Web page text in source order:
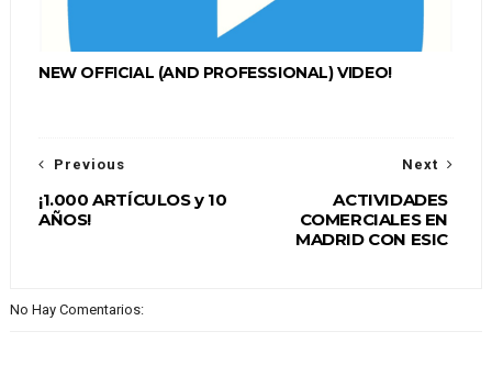
NEW OFFICIAL (AND PROFESSIONAL) VIDEO!
Next
ACTIVIDADES
COMERCIALES EN
MADRID CON ESIC
Previous
¡1.000 ARTÍCULOS y 10
AÑOS!
No Hay Comentarios: